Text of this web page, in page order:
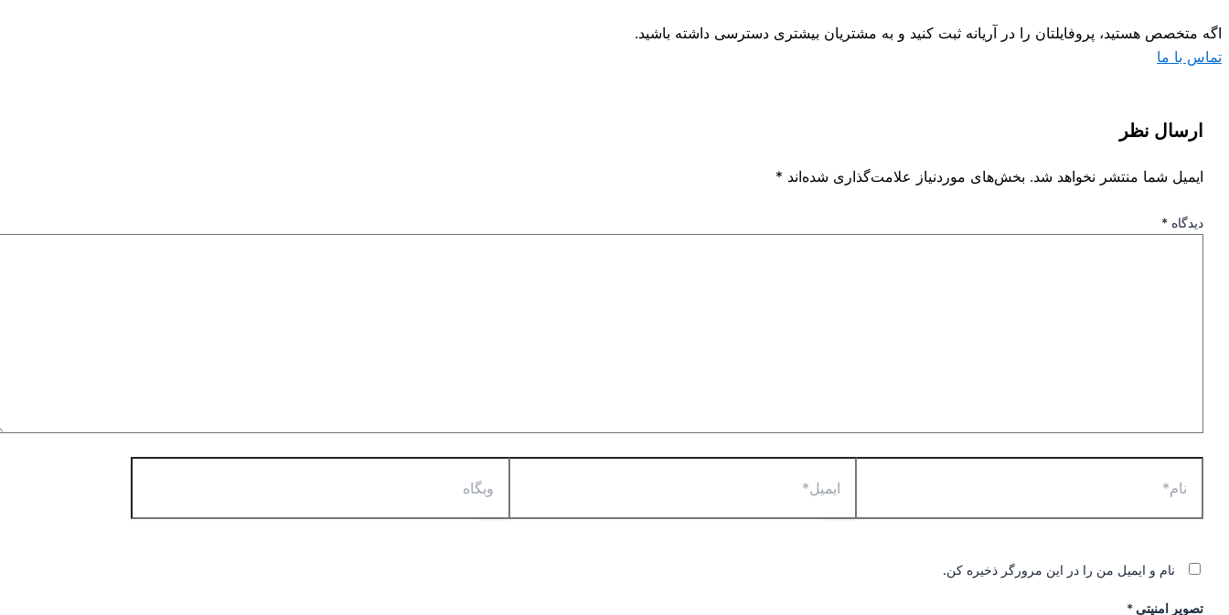
اگه متخصص هستید، پروفایلتان را در آریانه ثبت کنید و به مشتریان بیشتری دسترسی داشته باشید.
تماس با ما
ارسال نظر
ایمیل شما منتشر نخواهد شد. بخش‌های موردنیاز علامت‌گذاری شده‌اند *
دیدگاه *
نام و ایمیل من را در این مرورگر ذخیره کن.
تصویر امنیتی *